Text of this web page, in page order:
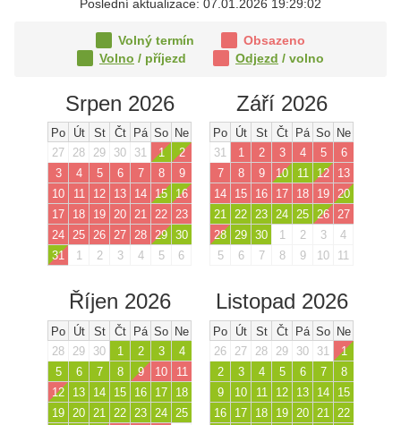
Poslední aktualizace: 07.01.2026 19:29:02
Volný termín
Obsazeno
Volno / příjezd Odjezd / volno
Srpen 2026
Po Út St Čt Pá So Ne
27
28 29 30 31 1
2
3
4 5 6 7 8
9
10
11 12 13 14 15
16
17
18 19 20 21 22 23
24 25 26 27 28 29 30
31
1 2 3 4 5 6
Září 2026
Po Út St Čt Pá So Ne
31
1 2 3 4 5
6
7
8 9 10 11 12
13
14
15 16 17 18 19 20
21 22 23 24 25 26 27
28 29 30 1 2 3
4
5
6 7 8 9 10 11
Říjen 2026
Po Út St Čt Pá So Ne
28
29 30 1 2 3
4
5
6 7 8 9 10
11
12
13 14 15 16 17
18
19
20 21 22 23 24
25
Listopad 2026
Po Út St Čt Pá So Ne
26
27 28 29 30 31
1
2
3 4 5 6 7
8
9
10 11 12 13 14
15
16
17 18 19 20 21
22